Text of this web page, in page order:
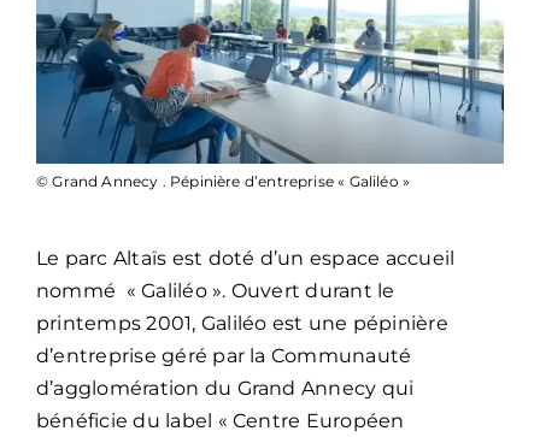
© Grand Annecy . Pépinière d’entreprise « Galiléo »
Le parc Altaïs est doté d’un espace accueil
nommé « Galiléo ». Ouvert durant le
printemps 2001, Galiléo est une pépinière
d’entreprise géré par la Communauté
d’agglomération du Grand Annecy qui
bénéficie du label « Centre Européen